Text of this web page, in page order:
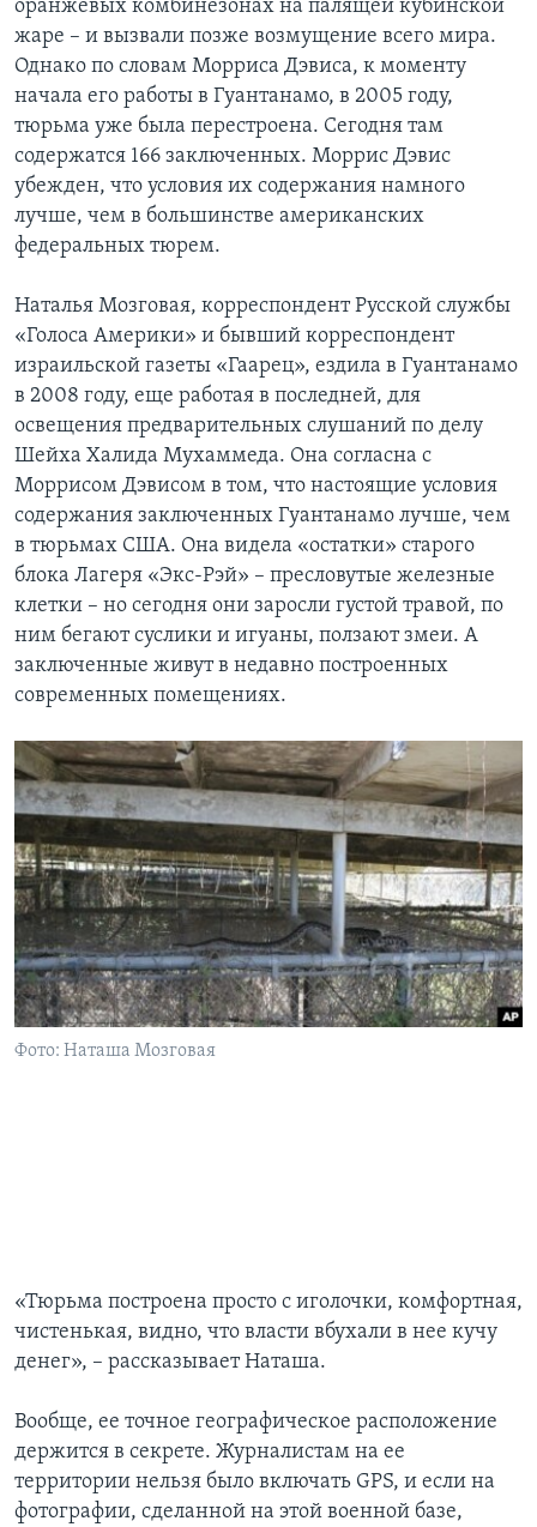
оранжевых комбинезонах на палящей кубинской
жаре – и вызвали позже возмущение всего мира.
Однако по словам Морриса Дэвиса, к моменту
начала его работы в Гуантанамо, в 2005 году,
тюрьма уже была перестроена. Сегодня там
содержатся 166 заключенных. Моррис Дэвис
убежден, что условия их содержания намного
лучше, чем в большинстве американских
федеральных тюрем.
Наталья Мозговая, корреспондент Русской службы
«Голоса Америки» и бывший корреспондент
израильской газеты «Гаарец», ездила в Гуантанамо
в 2008 году, еще работая в последней, для
освещения предварительных слушаний по делу
Шейха Халида Мухаммеда. Она согласна с
Моррисом Дэвисом в том, что настоящие условия
содержания заключенных Гуантанамо лучше, чем
в тюрьмах США. Она видела «остатки» старого
блока Лагеря «Экс-Рэй» – пресловутые железные
клетки – но сегодня они заросли густой травой, по
ним бегают суслики и игуаны, ползают змеи. А
заключенные живут в недавно построенных
современных помещениях.
Фото: Наташа Мозговая
«Тюрьма построена просто с иголочки, комфортная,
чистенькая, видно, что власти вбухали в нее кучу
денег», – рассказывает Наташа.
Вообще, ее точное географическое расположение
держится в секрете. Журналистам на ее
территории нельзя было включать GPS, и если на
фотографии, сделанной на этой военной базе,